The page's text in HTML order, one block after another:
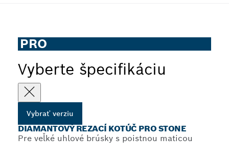
PRO
Vyberte špecifikáciu
Vybrať verziu
DIAMANTOVÝ REZACÍ KOTÚČ PRO STONE
Pre veľké uhlové brúsky s poistnou maticou